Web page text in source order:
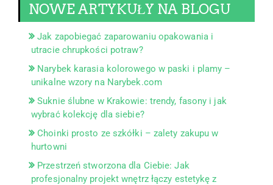
NOWE ARTYKUŁY NA BLOGU
Jak zapobiegać zaparowaniu opakowania i
utracie chrupkości potraw?
Narybek karasia kolorowego w paski i plamy –
unikalne wzory na Narybek.com
Suknie ślubne w Krakowie: trendy, fasony i jak
wybrać kolekcję dla siebie?
Choinki prosto ze szkółki – zalety zakupu w
hurtowni
Przestrzeń stworzona dla Ciebie: Jak
profesjonalny projekt wnętrz łączy estetykę z